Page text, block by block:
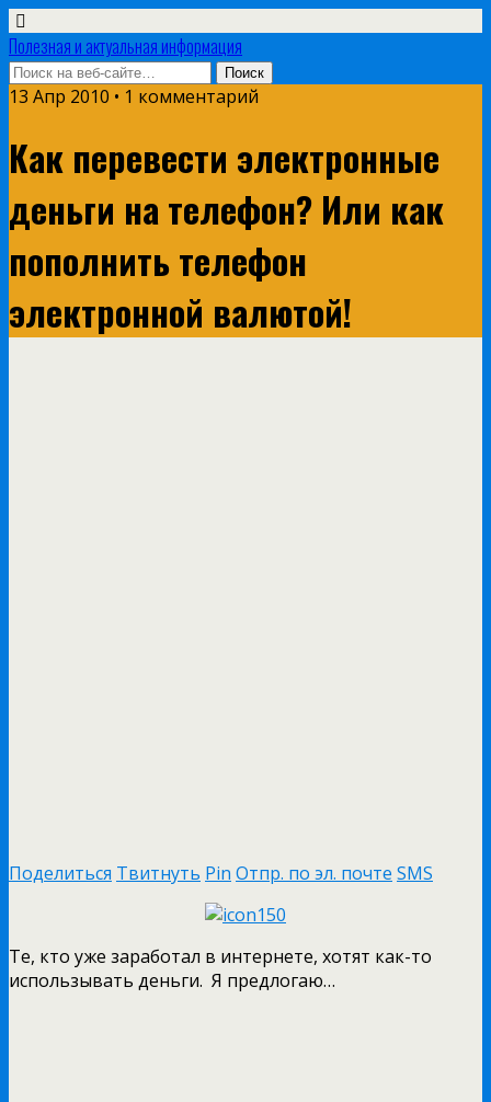
Полезная и актуальная информация
13 Апр 2010 • 1 комментарий
Как перевести электронные
деньги на телефон? Или как
пополнить телефон
электронной валютой!
Поделиться Твитнуть Pin Отпр. по эл. почте SMS
Те, кто уже заработал в интернете, хотят как-то
использывать деньги. Я предлогаю…